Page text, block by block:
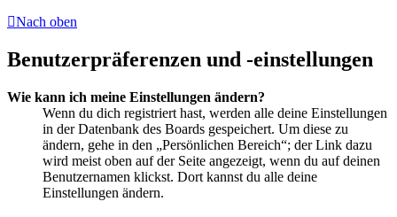
Nach oben
Benutzerpräferenzen und -einstellungen
Wie kann ich meine Einstellungen ändern?
Wenn du dich registriert hast, werden alle deine Einstellungen
in der Datenbank des Boards gespeichert. Um diese zu
ändern, gehe in den „Persönlichen Bereich“; der Link dazu
wird meist oben auf der Seite angezeigt, wenn du auf deinen
Benutzernamen klickst. Dort kannst du alle deine
Einstellungen ändern.